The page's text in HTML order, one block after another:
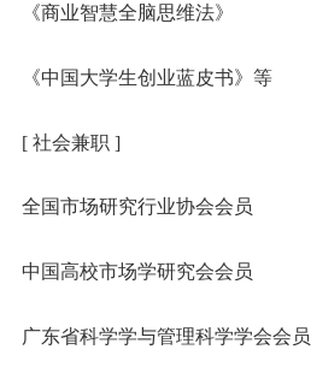
《商业智慧全脑思维法》
《中国大学生创业蓝皮书》等
[ 社会兼职 ]
全国市场研究行业协会会员
中国高校市场学研究会会员
广东省科学学与管理科学学会会员